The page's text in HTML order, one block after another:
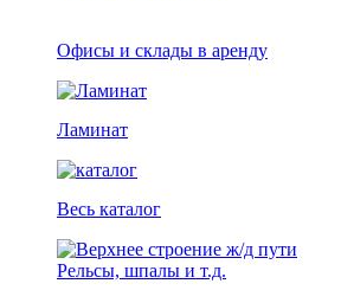
Офисы и склады в аренду
Ламинат
Весь каталог
Рельсы, шпалы и т.д.